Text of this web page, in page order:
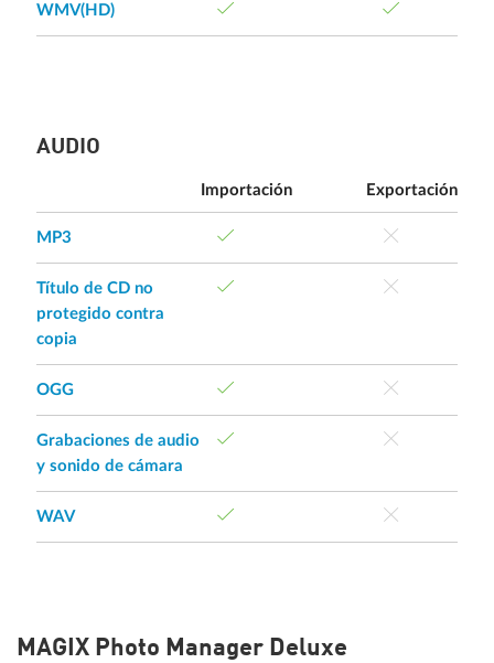
WMV(HD)
AUDIO
Importación Exportación
MP3
Título de CD no
protegido contra
copia
OGG
Grabaciones de audio
y sonido de cámara
WAV
MAGIX Photo Manager Deluxe